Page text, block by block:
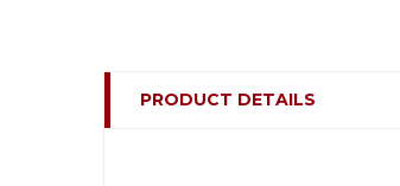
PRODUCT DETAILS